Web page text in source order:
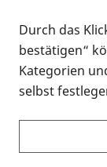
Vorlesen
Alle
Formaten
Sie möchten
suchen und
können?
Durch das
bestätigen“
Kategorien
selbst